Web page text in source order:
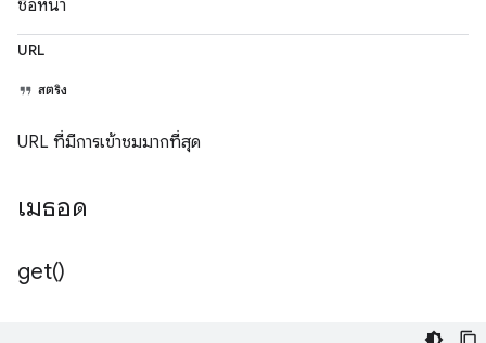
ชื่อหน้า
URL
สตริง
URL ที่มีการเข้าชมมากที่สุด
เมธอด
get()